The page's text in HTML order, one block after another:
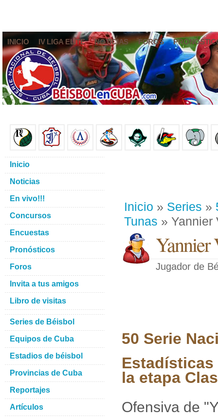
INICIO IV LIGA ELITE NOTICIAS FOROS
Inicio » Series »
Tunas » Yannier
Yannier
Jugador de
50 Serie
Estadísticas
la etapa
Ofensiva de
Inicio
Noticias
En vivo!!!
Concursos
Encuestas
Pronósticos
Foros
Invita a tus amigos
Libro de visitas
Series de Béisbol
Equipos de Cuba
Estadios de béisbol
Provincias de Cuba
Reportajes
Artículos